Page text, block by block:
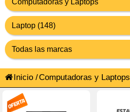
Inicio /Computadoras y Laptops